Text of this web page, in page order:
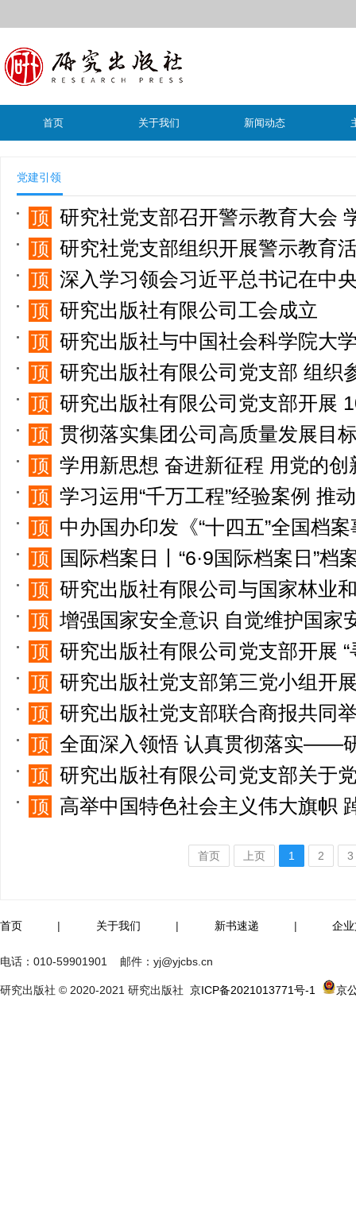
首页 关于我们 新闻动态
党建引领
顶 研究社党支部召开警示教育大会 学习传达2024
顶 研究社党支部组织开展警示教育
顶 深入学习领会习近平总书记在中央和国家机关 党
顶 研究出版社有限公司工会成立
顶 研究出版社与中国社会科学院大学
顶 研究出版社有限公司党支部 组织
顶 研究出版社有限公司党支部开展
顶 贯彻落实集团公司高质量发展目标要求 以高质量发展新成效检验主题教育成果
顶 学用新思想 奋进新征程 用党的创新理论指导主题教
顶 学习运用“千万工程”经验案例 推动学习贯彻习近平新时代中国特色社会主义思想走深走
顶 中办国办印发《“十四五”全国档
顶 国际档案日丨“6·9国际档案日”档
顶 研究出版社有限公司与国家林业和草原局发展研究中心联合开展学习贯彻习近平新
顶 增强国家安全意识 自觉维护国家安全——研究出版社有
顶 研究出版社有限公司党支部开展 “寻红色印
顶 研究出版社党支部第三党小组开
顶 研究出版社党支部联合商报共同举办 学习
顶 全面深入领悟 认真贯彻落实——研究出版社有限公司党支
顶 研究出版社有限公司党支部关于党员干部 认真
顶 高举中国特色社会主义伟大旗帜 踔厉奋发 勇毅前行 -研究出版社
首页 上页 1 2 3
首页 | 关于我们 | 新书速递 | 企
电话： 010-59901901 邮件： yj@yjcbs.cn
研究出版社 © 2020-2021 研究出版社 京ICP备2021013771号-1 京